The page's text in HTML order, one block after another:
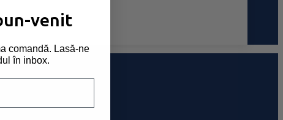
venit
comandă. Lasă-ne
în inbox.